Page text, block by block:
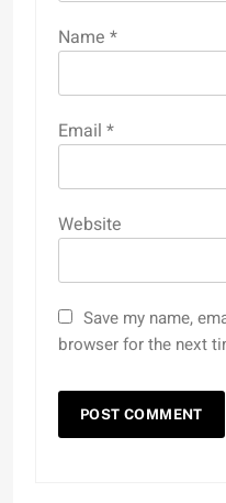
Name *
Email *
Website
Save my name,
browser for the next